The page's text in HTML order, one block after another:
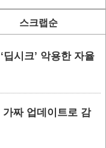
스크랩순
시크’ 악용한 자율
짜 업데이트로 감